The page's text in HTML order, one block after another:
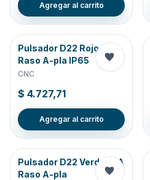
Agregar al carrito
Pulsador D22 Rojo 1NC
Raso A-pla IP65
CNC
$ 4.727,71
Agregar al carrito
Pulsador D22 Verde 1NA
Raso A-pla